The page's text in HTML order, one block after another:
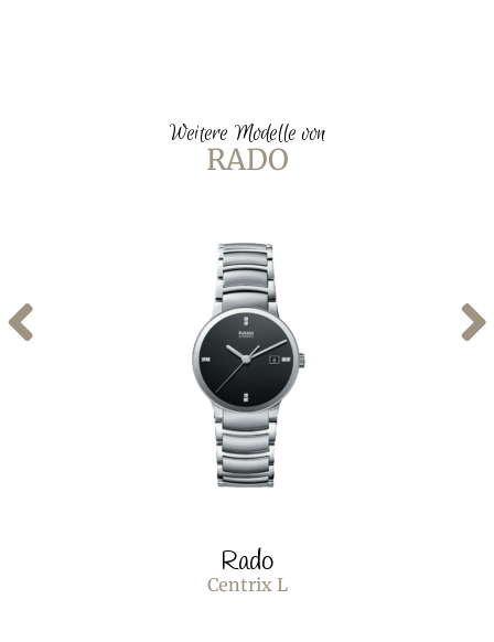
Weitere Modelle von
RADO
Rado
Centrix L